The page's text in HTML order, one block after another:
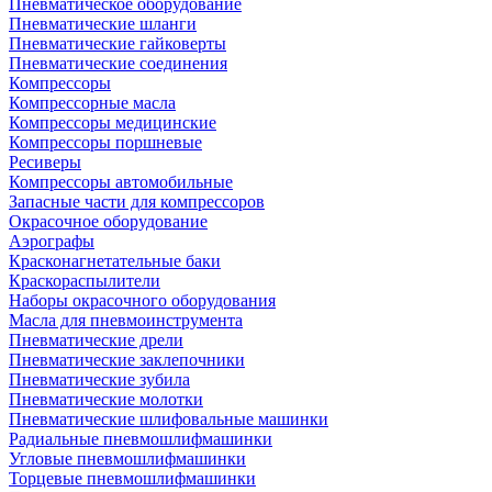
Пневматическое оборудование
Пневматические шланги
Пневматические гайковерты
Пневматические соединения
Компрессоры
Компрессорные масла
Компрессоры медицинские
Компрессоры поршневые
Ресиверы
Компрессоры автомобильные
Запасные части для компрессоров
Окрасочное оборудование
Аэрографы
Красконагнетательные баки
Краскораспылители
Наборы окрасочного оборудования
Масла для пневмоинструмента
Пневматические дрели
Пневматические заклепочники
Пневматические зубила
Пневматические молотки
Пневматические шлифовальные машинки
Радиальные пневмошлифмашинки
Угловые пневмошлифмашинки
Торцевые пневмошлифмашинки